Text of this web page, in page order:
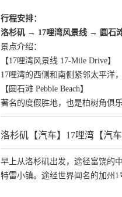
行程安排：
洛杉矶 → 17哩湾风景线 → 圆石
景点介绍：
【17哩湾风景线 17-Mile Drive】
17哩湾的西侧和南侧紧邻太平洋
【圆石滩 Pebble Beach】
著名的度假胜地，也是柏树角俱
洛杉矶【汽车】17哩湾【汽
早上从洛杉矶出发，途径富饶的
特雷小镇。途经世界闻名的加州